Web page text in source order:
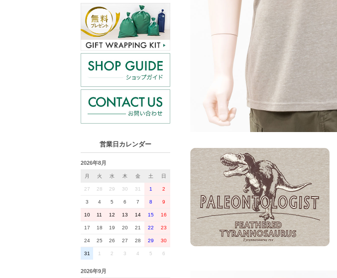
営業日カレンダー
2026年8月
月 火 水 木 金 土 日
27 28 29 30 31 1 2
3 4 5 6 7 8 9
10 11 12 13 14 15 16
17 18 19 20 21 22 23
24 25 26 27 28 29 30
31 1 2 3 4 5 6
2026年9月